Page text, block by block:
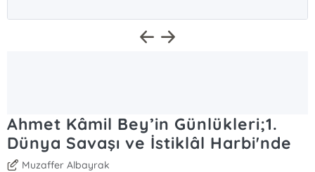
Ahmet Kâmil Bey’in Günlükleri;1.
Dünya Savaşı ve İstiklâl Harbi'nde
Muzaffer Albayrak